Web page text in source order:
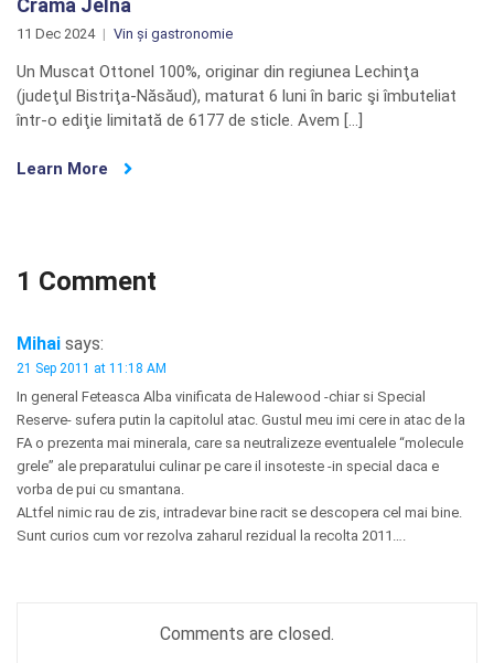
Crama Jelna
11 Dec 2024 Vin și gastronomie
Un Muscat Ottonel 100%, originar din regiunea Lechinţa
(judeţul Bistriţa-Năsăud), maturat 6 luni în baric şi îmbuteliat
într-o ediţie limitată de 6177 de sticle. Avem […]
Learn More
1 Comment
Mihai says:
21 Sep 2011 at 11:18 AM
In general Feteasca Alba vinificata de Halewood -chiar si Special
Reserve- sufera putin la capitolul atac. Gustul meu imi cere in atac de la
FA o prezenta mai minerala, care sa neutralizeze eventualele “molecule
grele” ale preparatului culinar pe care il insoteste -in special daca e
vorba de pui cu smantana.
ALtfel nimic rau de zis, intradevar bine racit se descopera cel mai bine.
Sunt curios cum vor rezolva zaharul rezidual la recolta 2011….
Comments are closed.